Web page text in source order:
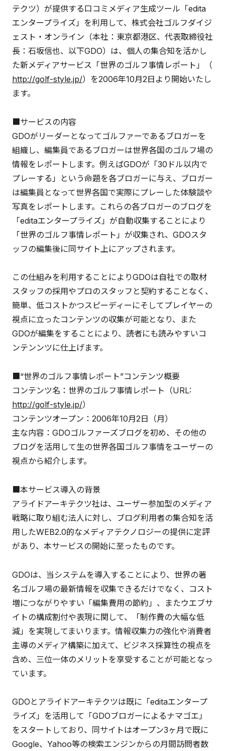
テクツ）が提供する口コミメディア生成ツール「edita
エンタープライズ」を利用して、株式会社ゴルフダイジ
ェスト・オンライン（本社：東京都港区、代表取締役社
長：石坂信也、以下GDO）は、個人の集合知を活かし
た新メディアサービス「世界のゴルフ事情レポート」（
http://golf-style.jp/）を2006年10月2日より開始いたし
ます。
■サービスの内容
GDOがリーダーとなってゴルファーであるブロガーを
組織し、編集員であるブロガーは世界各国のゴルフ場の
情報をレポートします。例えばGDOが「30ドル以内で
プレーする」という命題を各ブロガーに与え、ブロガー
は編集員となって世界各国で実際にプレーした体験談や
写真をレポートします。これらの各ブロガーのブログを
「editaエンタープライズ」が自動収集することにより
「世界のゴルフ事情レポート」が収集され、GDOスタ
ッフの編集後に同サイト上にアップされます。
この仕組みを利用することによりGDOは自社での取材
スタッフの採用やプロのスタッフと契約することなく、
簡単、低コストかつスピーディーにそしてプレイヤーの
視点に立ったコンテンツの収集が可能となり、また
GDOが編集をすることにより、読者にも読みやすいコ
ンテンンツに仕上げます。
■“世界のゴルフ事情レポート”コンテンツ概要
コンテンツ名：世界のゴルフ事情レポート（URL:
http://golf-style.jp/）
コンテンツオープン：2006年10月2日（月）
主な内容：GDOゴルファーズブログを初め、その他の
ブログを活用して生の世界各国ゴルフ事情をユーザーの
視点から紹介します。
■本サービス導入の背景
アライドアーキテクツ社は、ユーザー参加型のメディア
戦略に取り組む法人に対し、ブログ利用者の集合知を活
用したWEB2.0的なメディアテクノロジーの提供に定評
があり、本サービスの開始に至ったものです。
GDOは、当システムを導入することにより、世界の著
名ゴルフ場の最新情報を収集できるだけでなく、コスト
増につながりやすい「編集費用の節約」、またウエブサ
イトの構成割付や表現に関して、「制作費の大幅な低
減」を実現してまいります。情報収集力の強化や消費者
主導のメディア構築に加えて、ビジネス採算性の視点を
含め、三位一体のメリットを享受することが可能となっ
ています。
GDOとアライドアーキテクツは既に「editaエンタープ
ライズ」を活用して「GDOブロガーによるナマゴエ」
をスタートしており、同サイトはオープン3ヶ月で既に
Google、Yahoo等の検索エンジンからの月間訪問者数